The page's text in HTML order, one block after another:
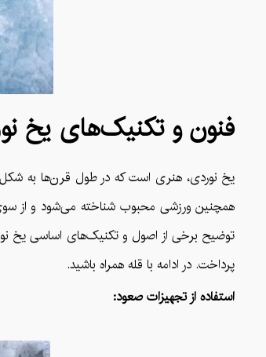
فنون و تکنیک‌های یخ
یخ نوردی، هنری است که در طول قرن‌ها به
همچنین ورزشی محبوب شناخته می‌شود و از سوی
توضیح برخی از اصول و تکنیک‌های اساسی یخ
پرداخت. در ادامه با قله همراه باشید.
استفاده از تجهیزات صعود: